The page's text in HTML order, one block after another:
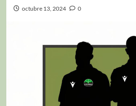
octubre 13, 2024 0